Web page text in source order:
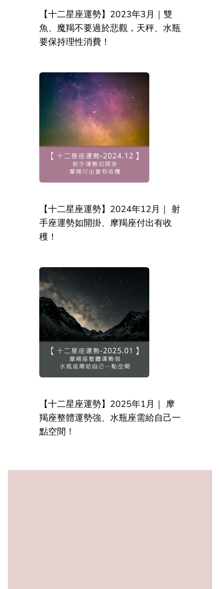
【十二星座運勢】2023年3月｜雙
魚、魔羯不要過於悲觀，天秤、水瓶
要保持理性消費！
【十二星座運勢】2024年12月｜ 射
手座運勢如開掛、摩羯座付出有收
穫！
【十二星座運勢】2025年1月｜ 摩
羯座整體運勢強、水瓶座需給自己一
點空間！